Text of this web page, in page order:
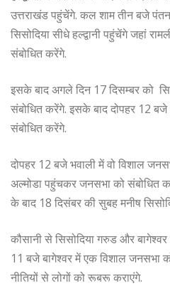
उत्तराखंड पहुंचेंगे. कल शाम तीन बजे
सिसोदिया सीधे हल्द्वानी पहुंचेंगे जहां
संबोधित करेंगे.
इसके बाद अगले दिन 17 दिसम्बर को
संबोधित करेंगे. इसके बाद दोपहर 12 बजे
संबोधित करेंगे.
दोपहर 12 बजे भवाली में वो विशाल
अल्मोडा पहुंचकर जनसभा को संबोधित
के बाद 18 दिसंबर की सुबह मनीष
कौसानी से सिसोदिया गरुड और बागेश्वर
11 बजे बागेश्वर में एक विशाल जनसभा
नीतियों से लोगों को रूबरू कराएंगे.